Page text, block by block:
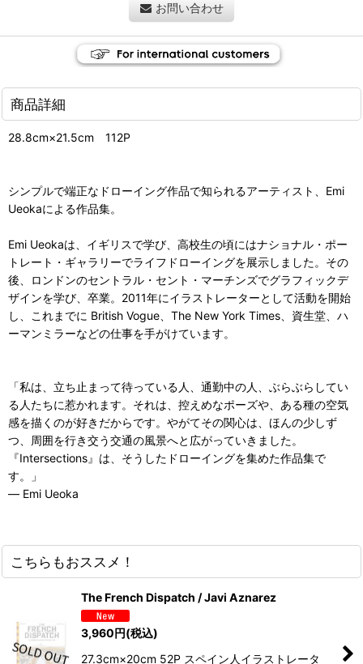
お問い合わせ
商品詳細
28.8cm×21.5cm 112P
シンプルで端正なドローイング作品で知られるアーティスト、Emi
Ueokaによる作品集。
Emi Ueokaは、イギリスで学び、高校生の頃にはナショナル・ポー
トレート・ギャラリーでライフドローイングを展示しました。その
後、ロンドンのセントラル・セント・マーチンズでグラフィックデ
ザインを学び、卒業。2011年にイラストレーターとして活動を開始
し、これまでに British Vogue、The New York Times、資生堂、ハ
ーマンミラーなどの仕事を手がけています。
「私は、立ち止まって待っている人、通勤中の人、ぶらぶらしてい
る人たちに惹かれます。それは、控えめなポーズや、ある種の空気
感を描くのが好きだからです。やがてその関心は、ほんの少しず
つ、周囲を行き交う交通の風景へと広がっていきました。
『Intersections』は、そうしたドローイングを集めた作品集で
す。」
— Emi Ueoka
こちらもおススメ！
The French Dispatch / Javi Aznarez
3,960円(税込)
27.3cm×20cm 52P スペイン人イラストレータ